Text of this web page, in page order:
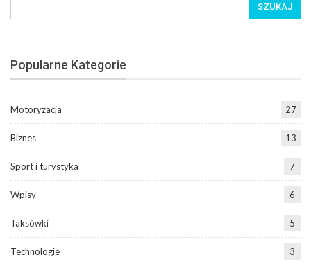
SZUKAJ
Popularne Kategorie
Motoryzacja 27
Biznes 13
Sport i turystyka 7
Wpisy 6
Taksówki 5
Technologie 3